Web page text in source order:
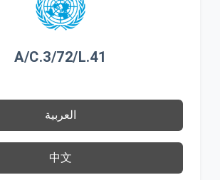
A/C.3/72/L.41
العربية
中文